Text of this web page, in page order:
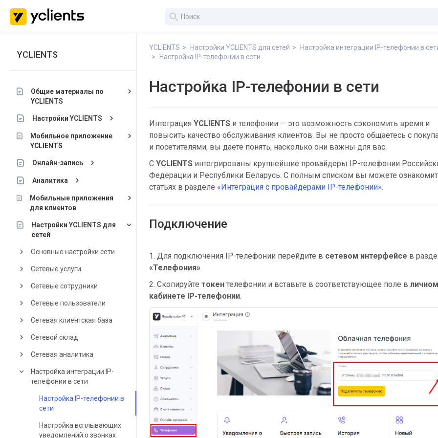
search
YCLIENTS
Общие материалы по
YCLIENTS
keyboard_arrow_right
Настройки YCLIENTS keyboard_arrow_right
Мобильное приложение
YCLIENTS
keyboard_arrow_right
Онлайн-запись keyboard_arrow_right
Аналитика keyboard_arrow_right
Мобильные приложения
для клиентов
keyboard_arrow_right
Настройки YCLIENTS для
сетей
keyboard_arrow_down
keyboard_arrow_right Основные настройки сети
keyboard_arrow_right Сетевые услуги
keyboard_arrow_right Сетевые сотрудники
keyboard_arrow_right Сетевые пользователи
keyboard_arrow_right Сетевая клиентская база ​
keyboard_arrow_right Сетевой склад
keyboard_arrow_right Сетевая аналитика
keyboard_arrow_down
Настройка интеграции IP-
телефонии в сети
Настройка IP-телефонии в
сети
Настройка всплывающих
уведомлений о звонках
YCLIENTS Настройки YCLIENTS для сетей
Настройка интеграции IP-телефонии в
Настройка IP-телефонии в сети
Настройка IP-телефонии в сети
Интеграция YCLIENTS и телефонии — это возможность сэкономить время и
повысить качество обслуживания клиентов. Вы не просто общаетесь с
и посетителями, вы даете понять, насколько они важны для вас.
С YCLIENTS интегрированы крупнейшие провайдеры IP-телефонии
Федерации и Республики Беларусь. С полным списком вы можете
статьях в разделе «Интеграция с провайдерами IP-телефонии».
Подключение
1. Для подключения IP-телефонии перейдите в сетевом интерфейсе в
«Телефония».
2. Скопируйте токен телефонии и вставьте в соответствующее поле в личном
кабинете IP-телефонии.